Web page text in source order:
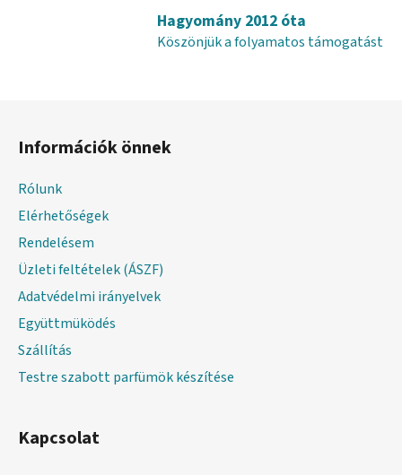
t
á
s
Hagyomány 2012 óta
Köszönjük a folyamatos támogatást
Információk önnek
Rólunk
Elérhetőségek
Rendelésem
Üzleti feltételek (ÁSZF)
Adatvédelmi irányelvek
Együttmüködés
Szállítás
Testre szabott parfümök készítése
Kapcsolat